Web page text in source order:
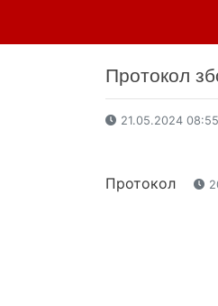
Протокол
21.05.2024 08:55
Протокол